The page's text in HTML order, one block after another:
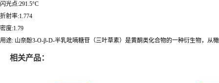
闪光点:291.5°C
折射率:1.774
密度:1.79
用途: 山奈酚3-O-β-D-半乳吡喃糖苷（三叶草素）是黄酮类化合物的一种衍生物，从
相关产品：